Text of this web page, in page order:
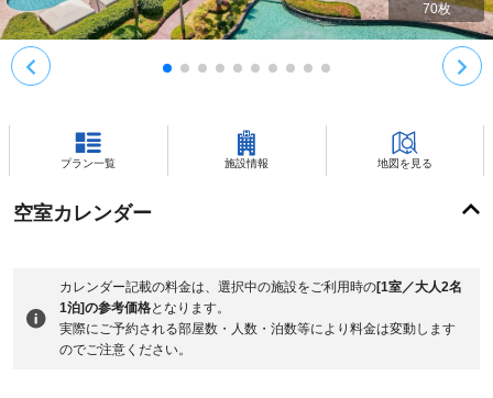
70枚
プラン一覧 施設情報 地図を見る
空室カレンダー
カレンダー記載の料金は、選択中の施設をご利用時の[1室／大人2名
1泊]の参考価格となります。
実際にご予約される部屋数・人数・泊数等により料金は変動します
のでご注意ください。